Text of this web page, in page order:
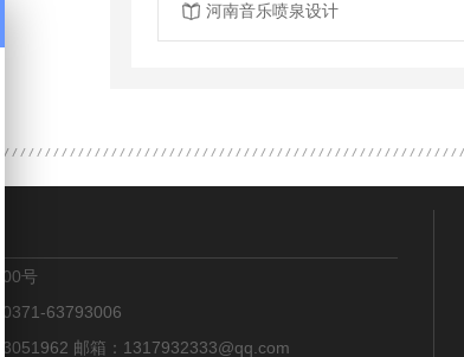
河南音乐喷泉设计
号
0371-63793006
邮箱：1317932333@qq.com